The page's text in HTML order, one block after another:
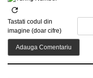
Tastati codul din
imagine (doar cifre)